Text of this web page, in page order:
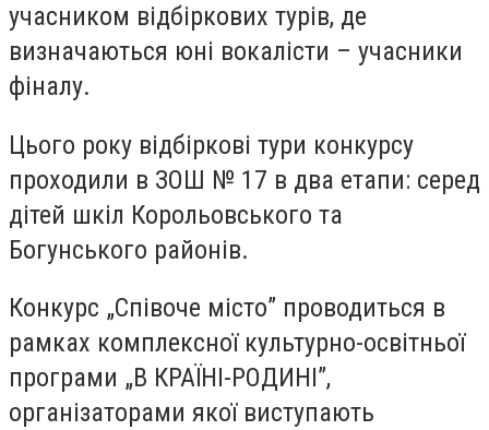
учасником відбіркових турів, де
визначаються юні вокалісти – учасники
фіналу.
Цього року відбіркові тури конкурсу
проходили в ЗОШ № 17 в два етапи: серед
дітей шкіл Корольовського та
Богунського районів.
Конкурс „Співоче місто” проводиться в
рамках комплексної культурно-освітньої
програми „В КРАЇНІ-РОДИНІ”,
організаторами якої виступають